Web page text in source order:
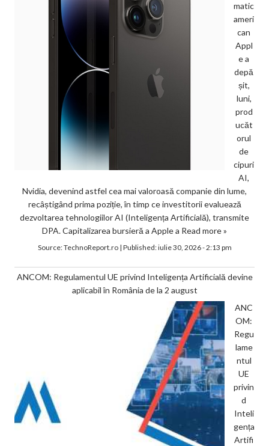
matic
ameri
can
Appl
e a
depă
șit,
luni,
prod
ucăt
orul
de
cipuri
AI,
Nvidia, devenind astfel cea mai valoroasă companie din lume,
recâștigând prima poziție, în timp ce investitorii evaluează
dezvoltarea tehnologiilor AI (Inteligența Artificială), transmite
DPA. Capitalizarea bursieră a Apple a Read more »
Source:TechnoReport.ro| Published:iulie 30, 2026 - 2:13 pm
ANCOM: Regulamentul UE privind Inteligența Artificială devine
aplicabil în România de la 2 august
ANC
OM:
Regu
lame
ntul
UE
privin
d
Inteli
gența
Artifi